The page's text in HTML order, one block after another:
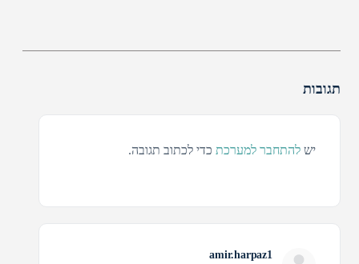
תגובות
ישלהתחבר למערכתכדי לכתוב תגובה.
amir.harpaz1